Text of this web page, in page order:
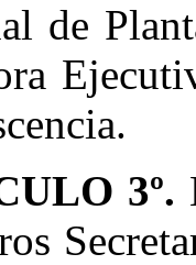
de
3º.